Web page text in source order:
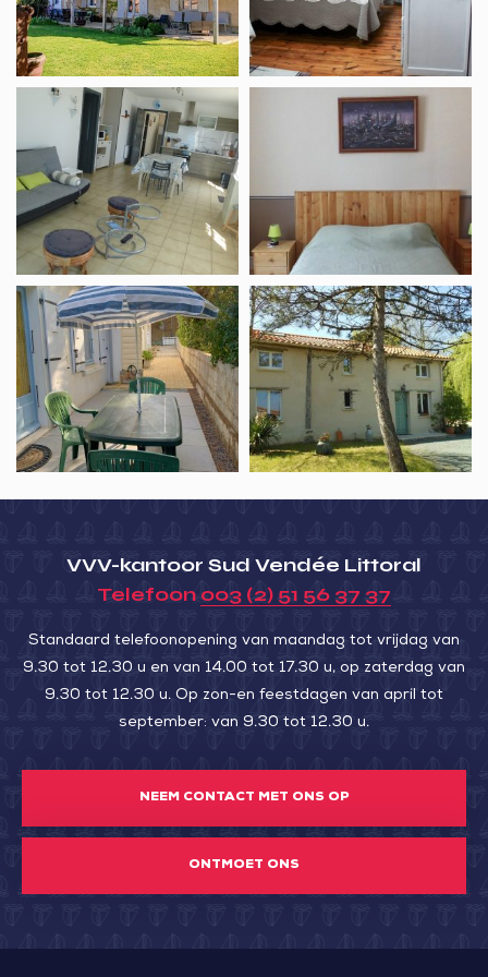
Hirondelles
Vénus
Meublé
Gaudichet
Vakantiewoning
Laurette
Vakantiewoning
Loc’Océan
Waldo
Les
Sentiers
de
Libaud
VVV-kantoor Sud Vendée Littoral
Telefoon 003 (2) 51 56 37 37
Standaard telefoonopening van maandag tot vrijdag van
9.30 tot 12.30 u en van 14.00 tot 17.30 u, op zaterdag van
9.30 tot 12.30 u. Op zon-en feestdagen van april tot
september: van 9.30 tot 12.30 u.
NEEM CONTACT MET ONS OP
ONTMOET ONS